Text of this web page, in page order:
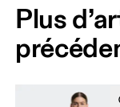
Plus